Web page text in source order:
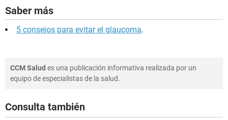
Saber más
5 consejos para evitar el glaucoma.
CCM Salud es una publicación informativa realizada por un
equipo de especialistas de la salud.
Consulta también